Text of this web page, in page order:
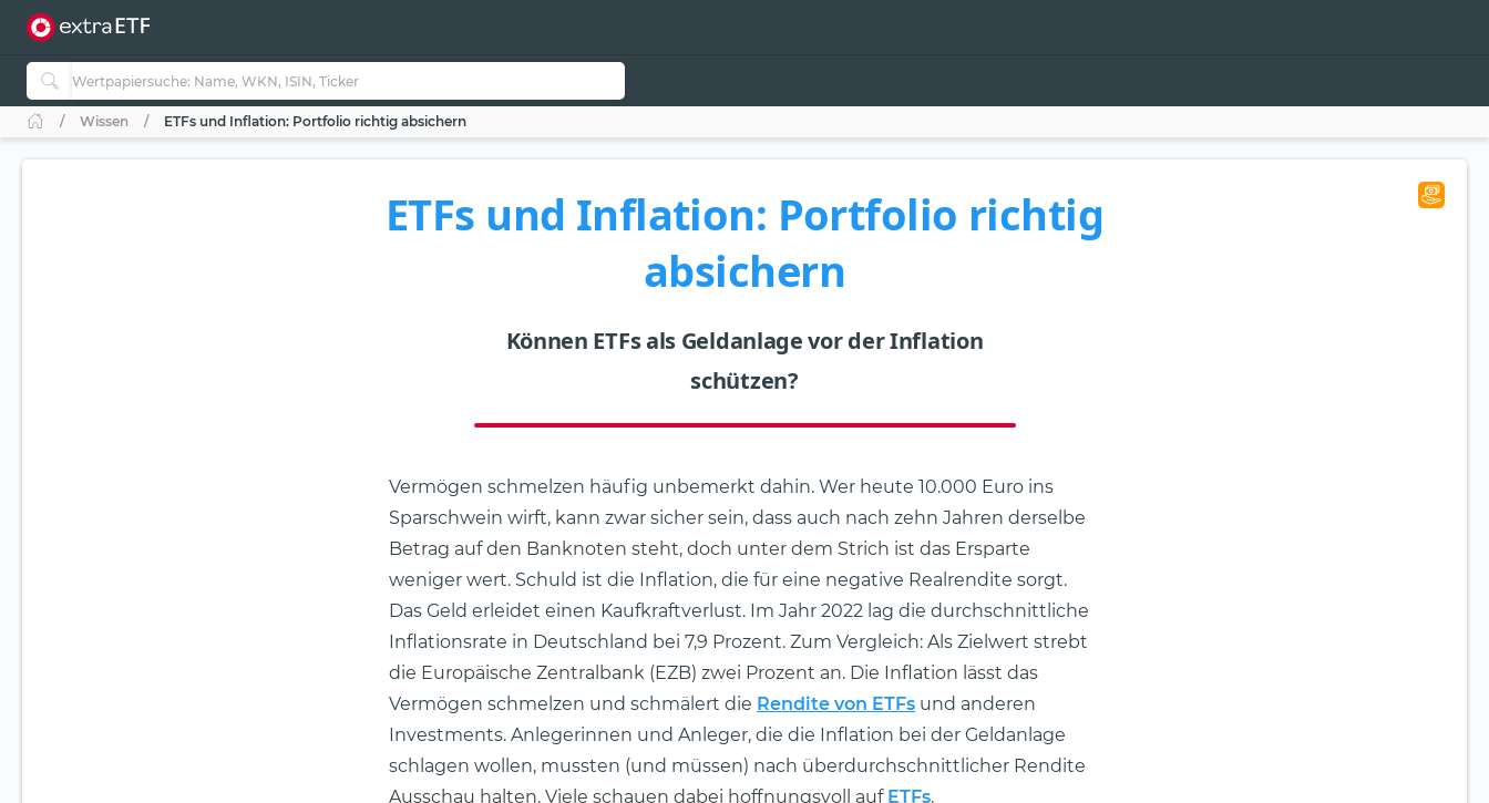
Wissen ETFs und Inflation: Portfolio richtig absichern
ETFs und Inflation: Portfolio richtig
absichern
Können ETFs als Geldanlage vor der Inflation
schützen?
Vermögen schmelzen häufig unbemerkt dahin. Wer heute 10.000 Euro ins
Sparschwein wirft, kann zwar sicher sein, dass auch nach zehn Jahren derselbe
Betrag auf den Banknoten steht, doch unter dem Strich ist das Ersparte
weniger wert. Schuld ist die Inflation, die für eine negative Realrendite sorgt.
Das Geld erleidet einen Kaufkraftverlust. Im Jahr 2022 lag die durchschnittliche
Inflationsrate in Deutschland bei 7,9 Prozent. Zum Vergleich: Als Zielwert strebt
die Europäische Zentralbank (EZB) zwei Prozent an. Die Inflation lässt das
Vermögen schmelzen und schmälert die Rendite von ETFs und anderen
Investments. Anlegerinnen und Anleger, die die Inflation bei der Geldanlage
schlagen wollen, mussten (und müssen) nach überdurchschnittlicher Rendite
Ausschau halten. Viele schauen dabei hoffnungsvoll auf ETFs.